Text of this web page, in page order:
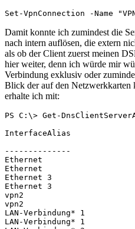
Set-VpnConnection -Name
Damit konnte ich zumindest die
nach intern auflösen, die extern
als ob der Client zuerst meinen
hier weiter, denn ich würde mir
Verbindung exklusiv oder
Blick der auf den Netzwerkkarten
erhalte ich mit:
PS C:\> Get-
InterfaceAlias
--------------
Ethernet
Ethernet
Ethernet 3
Ethernet 3
vpn2
vpn2
LAN-Verbindung* 1
LAN-Verbindung* 1